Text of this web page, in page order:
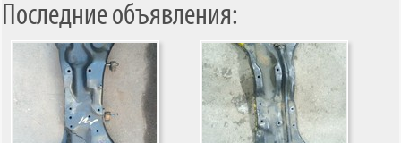
Последние объявления: